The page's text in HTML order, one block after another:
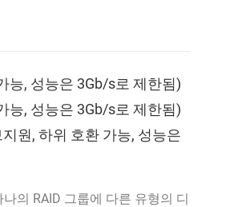
능, 성능은 3Gb/s로 제한됨)
능, 성능은 3Gb/s로 제한됨)
원, 하위 호환 가능, 성능은
의 RAID 그룹에 다른 유형의 디